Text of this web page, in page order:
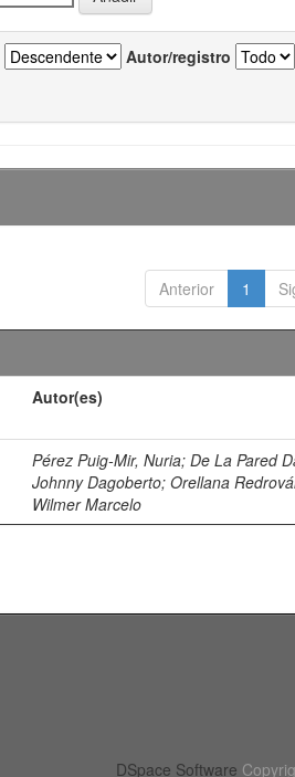
Autor/registro
Anterior 1
Autor(es)
Pérez Puig-Mir, Nuria;De La Pared
Johnny Dagoberto;Orellana
Wilmer Marcelo
DSpace Software